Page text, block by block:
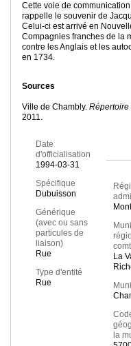
Cette voie de
rappelle le souvenir de
Celui-ci est arrivé en
Compagnies franches de la
contre les Anglais et les
en 1734.
Sources
Ville de Chambly. Répertoire
2011.
Date
d'officialisation
1994-03-31
Spécifique
Dubuisson
Générique
(avec ou sans
particules de
liaison)
Rue
Type d'entité
Rue
La
la